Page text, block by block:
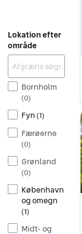
Lokation efter
område
Bornholm
(0)
Fyn (1)
Færøerne
(0)
Grønland
(0)
København
og omegn
(1)
Midt- og